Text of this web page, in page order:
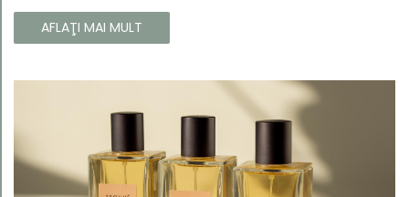
să atragă atenția și să emane un caracter unic și puternic.
AFLAŢI MAI MULT